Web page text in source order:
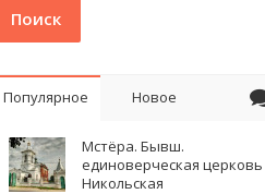
Поиск
Популярное Новое
Мстёра. Бывш.
единоверческая церковь
Никольская